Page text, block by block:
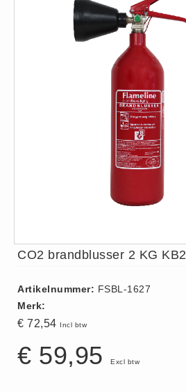
Diensten
Bedrijfsnoodplannen
ISO 9001 Begeleiding
Evenementenveiligheid
Inspectiecentrale
Betalingsmogelijkheden
Verzending
Algemene Voorwaarden
CO2 brandblusser 2 KG KB2
Artikelnummer: FSBL-1627
Merk:
€ 72,54 Incl btw
€ 59,95 Excl btw